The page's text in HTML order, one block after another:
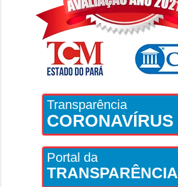
Transparência
CORONAVÍRUS
Portal da
TRANSPARÊNCIA